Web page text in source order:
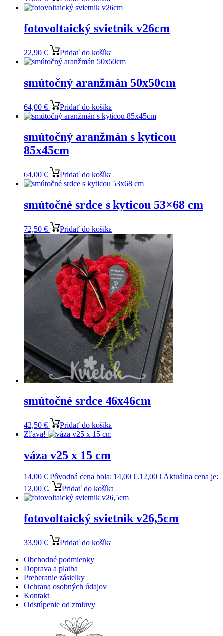
fotovoltaický svietnik v26cm
22,90 € Pridať do košíka
smútočný aranžmán 50x50cm
64,00 € Pridať do košíka
smútočný aranžmán s kyticou
85x45cm
64,00 € Pridať do košíka
smútočné srdce s kyticou 53×68 cm
72,50 € Pridať do košíka
smútočné srdce 46x46cm
42,50 €
Pridať do košíka
Zľava!
váza v25 x 15 cm
14,00€ Pôvodná cena bola: 14,00 €.12,00 €Aktuálna cena je:
12,00 €.
Pridať do košíka
fotovoltaický svietnik v26,5cm
33,90 €
Pridať do košíka
Obchodné podmienky
Doprava a platba
Preberanie zásielky
Ochrana osobných údajov
Kontakt
Odstúpenie od zmluvy